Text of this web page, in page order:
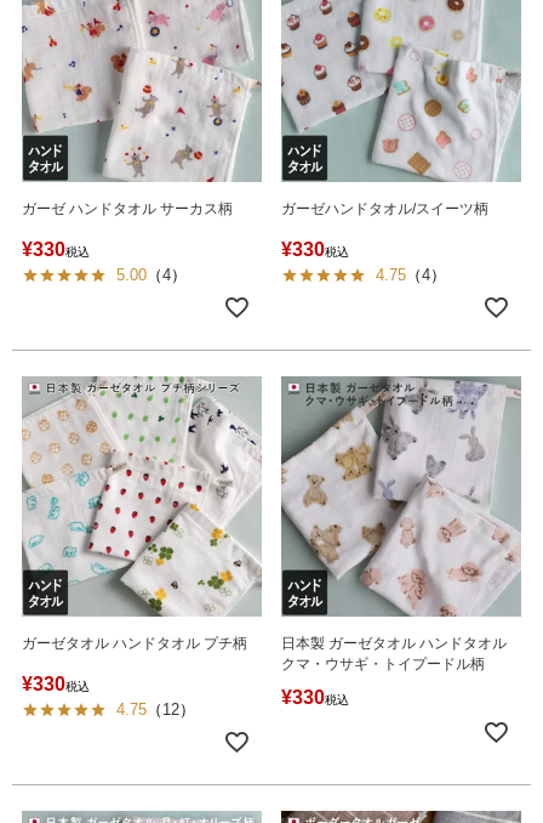
ガーゼ ハンドタオル サーカス柄
¥330税込
5.00 （4）
ガーゼハンドタオル/スイーツ柄
¥330税込
4.75 （4）
ガーゼタオル ハンドタオル プチ柄
¥330税込
4.75 （ 12）
日本製 ガーゼタオル ハンドタオル
クマ・ウサギ・トイプードル柄
¥330税込